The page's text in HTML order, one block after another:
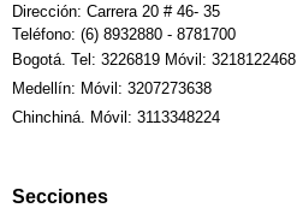
Dirección: Carrera 20 # 46- 35
Teléfono: (6) 8932880 - 8781700
Bogotá. Tel: 3226819 Móvil: 3218122468
Medellín: Móvil: 3207273638
Chinchiná. Móvil: 3113348224
Secciones